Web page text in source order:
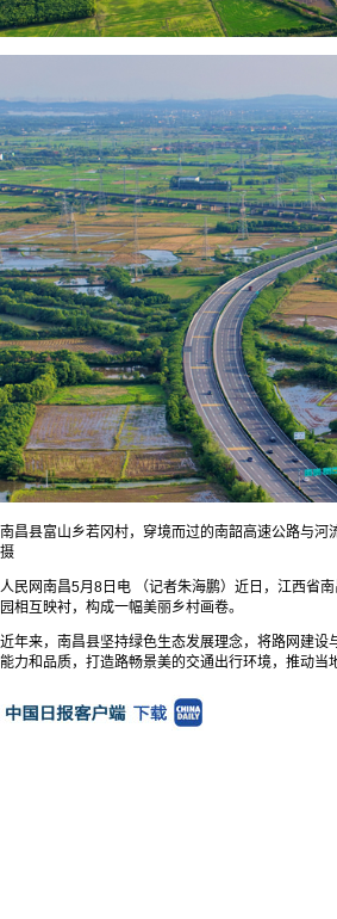
南昌县富山乡若冈村，穿境而过的南韶高速公路与
摄
人民网南昌5月8日电 （记者朱海鹏）近日，江西省
园相互映衬，构成一幅美丽乡村画卷。
近年来，南昌县坚持绿色生态发展理念，将路网建
能力和品质，打造路畅景美的交通出行环境，推动当